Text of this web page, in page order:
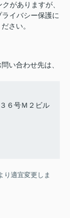
がありますが、
イバシー保護に
さい。
い合わせ先は、
６号Ｍ２ビル
り適宜変更しま